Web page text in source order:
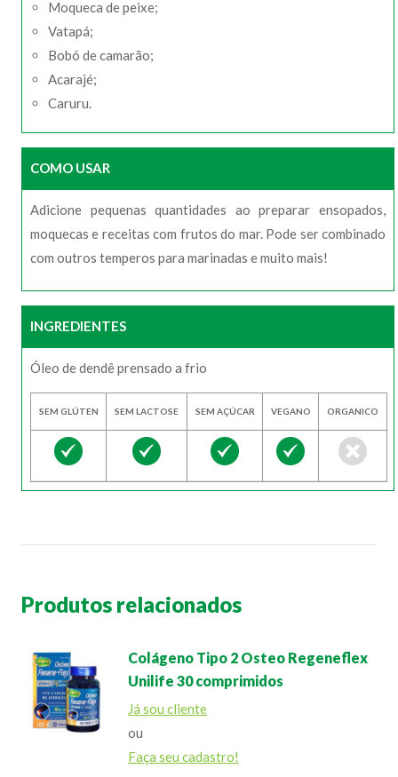
Moqueca de peixe;
Vatapá;
Bobó de camarão;
Acarajé;
Caruru.
COMO USAR
Adicione pequenas quantidades ao preparar ensopados,
moquecas e receitas com frutos do mar. Pode ser combinado
com outros temperos para marinadas e muito mais!
INGREDIENTES
Óleo de dendê prensado a frio
SEM GLÚTEN SEM LACTOSE SEM AÇÚCAR VEGANO ORGANICO
Produtos relacionados
Colágeno Tipo 2 Osteo Regeneflex
Unilife 30 comprimidos
Já sou cliente
ou
Faça seu cadastro!